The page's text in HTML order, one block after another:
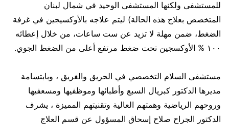
للمستشفى ولكنها المستشفى الوحيد في شمال لبنان
المتخصص بعلاج هذه الحالة) ليتم علاجه بالأوكسيجين في غرفة
الضغط، ضمن مهلة لا تزيد عن ست ساعات، من خلال إعطائه
١٠٠ % الأوكسجين تحت ضغط مرتفع أعلى من الضغط الجوي.
مستشفى السلام التخصصي في الحريق والغريق ، وبابتسامة
مديرها الدكتور كبريال السبع وأطبائها وموظفيها ومسعفيها
وروحهم الرياضية وهمتهم العالية وتقنيتهم المميزة ، يشرف
الدكتور الجراح صلاح إسحاق المسؤول عن قسم العلاج